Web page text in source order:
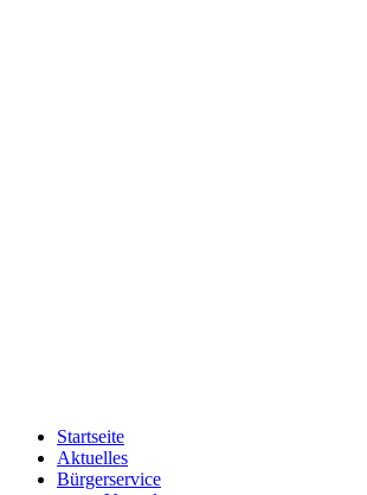
Startseite
Aktuelles
Bürgerservice